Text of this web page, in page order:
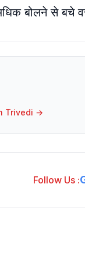
बोलने से बचे
Trivedi →
Follow Us :